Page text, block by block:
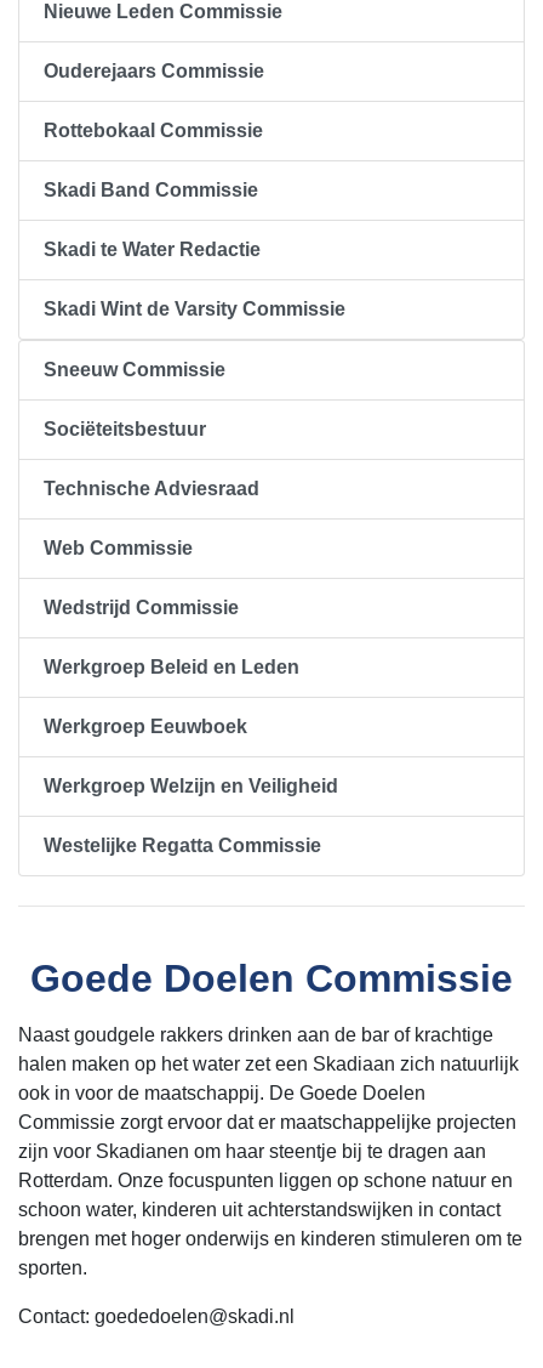
Nieuwe Leden Commissie
Ouderejaars Commissie
Rottebokaal Commissie
Skadi Band Commissie
Skadi te Water Redactie
Skadi Wint de Varsity Commissie
Sneeuw Commissie
Sociëteitsbestuur
Technische Adviesraad
Web Commissie
Wedstrijd Commissie
Werkgroep Beleid en Leden
Werkgroep Eeuwboek
Werkgroep Welzijn en Veiligheid
Westelijke Regatta Commissie
Goede Doelen Commissie
Naast goudgele rakkers drinken aan de bar of krachtige
halen maken op het water zet een Skadiaan zich natuurlijk
ook in voor de maatschappij. De Goede Doelen
Commissie zorgt ervoor dat er maatschappelijke projecten
zijn voor Skadianen om haar steentje bij te dragen aan
Rotterdam. Onze focuspunten liggen op schone natuur en
schoon water, kinderen uit achterstandswijken in contact
brengen met hoger onderwijs en kinderen stimuleren om te
sporten.
Contact: goededoelen@skadi.nl